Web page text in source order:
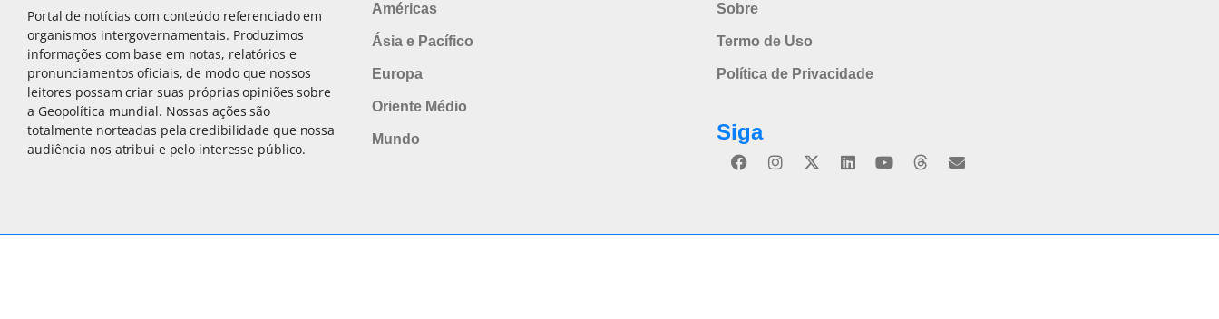
Portal de notícias com conteúdo referenciado em
organismos intergovernamentais. Produzimos
informações com base em notas, relatórios e
pronunciamentos oficiais, de modo que nossos
leitores possam criar suas próprias opiniões sobre
a Geopolítica mundial. Nossas ações são
totalmente norteadas pela credibilidade que nossa
audiência nos atribui e pelo interesse público.
Américas
Ásia e Pacífico
Europa
Oriente Médio
Mundo
Sobre
Termo de Uso
Política de Privacidade
Siga